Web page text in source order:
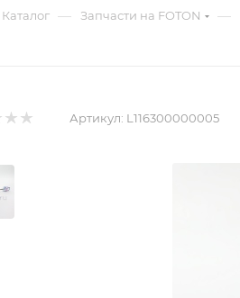
Каталог — Запчасти на FOTON —
Артикул: L116300000005